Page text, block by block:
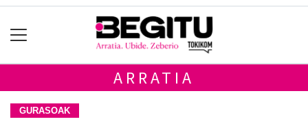
ARRATIA
GURASOAK